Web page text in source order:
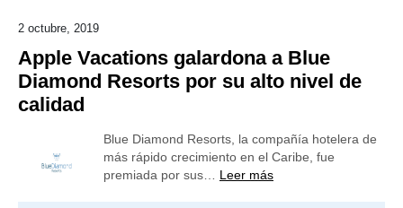
2 octubre, 2019
Apple Vacations galardona a Blue
Diamond Resorts por su alto nivel de
calidad
Blue Diamond Resorts, la compañía hotelera de
más rápido crecimiento en el Caribe, fue
premiada por sus… Leer más